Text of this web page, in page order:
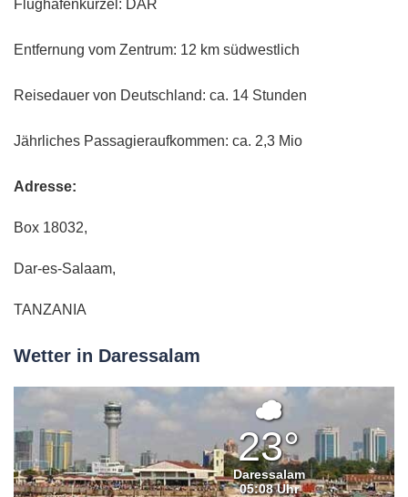
Flughafenkürzel: DAR
Entfernung vom Zentrum: 12 km südwestlich
Reisedauer von Deutschland: ca. 14 Stunden
Jährliches Passagieraufkommen: ca. 2,3 Mio
Adresse:
Box 18032,
Dar-es-Salaam,
TANZANIA
Wetter in Daressalam
bewölkt
23°
Daressalam
05:08 Uhr